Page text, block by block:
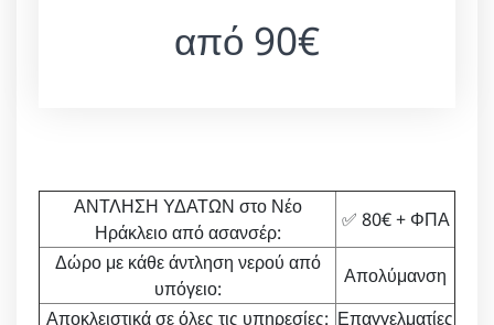
από 90€
ΑΝΤΛΗΣΗ ΥΔΑΤΩΝ στο Νέο
Ηράκλειο από ασανσέρ:
✅ 80€ + ΦΠΑ
Δώρο με κάθε άντληση νερού από
υπόγειο:
Απολύμανση
Αποκλειστικά σε όλες τις υπηρεσίες: Επαγγελματίες